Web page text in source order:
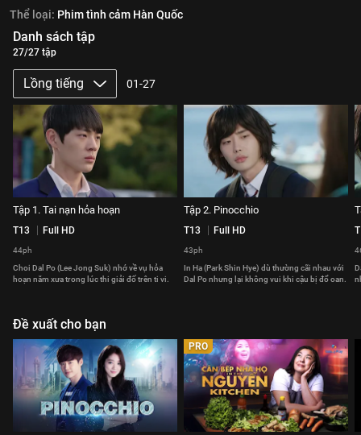
Thể loại: Phim tình cảm Hàn Quốc
Danh sách tập
27/27 tập
Lồng tiếng 01-27
Tập 1. Tai nạn hỏa hoạn
T13 Full HD
44ph
Choi Dal Po (Lee Jong Suk) nhớ về vụ hỏa
hoạn năm xưa trong lúc thi giải đố trên ti vi.
Tập 2. Pinocchio
T13 Full HD
43ph
In Ha (Park Shin Hye) dù thường cãi nhau với
Dal Po nhưng lại không vui khi cậu bị đổ oan.
Đề xuất cho bạn
PRO